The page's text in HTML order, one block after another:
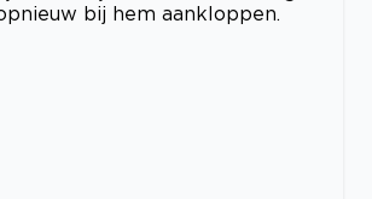
bij hem aankloppen.